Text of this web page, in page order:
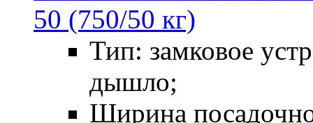
Тип: замковое
дышло;
Ширина